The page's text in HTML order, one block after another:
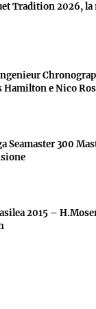
Tradition 2026, la
Hamilton e Nico
Seamaster 300
2015 –